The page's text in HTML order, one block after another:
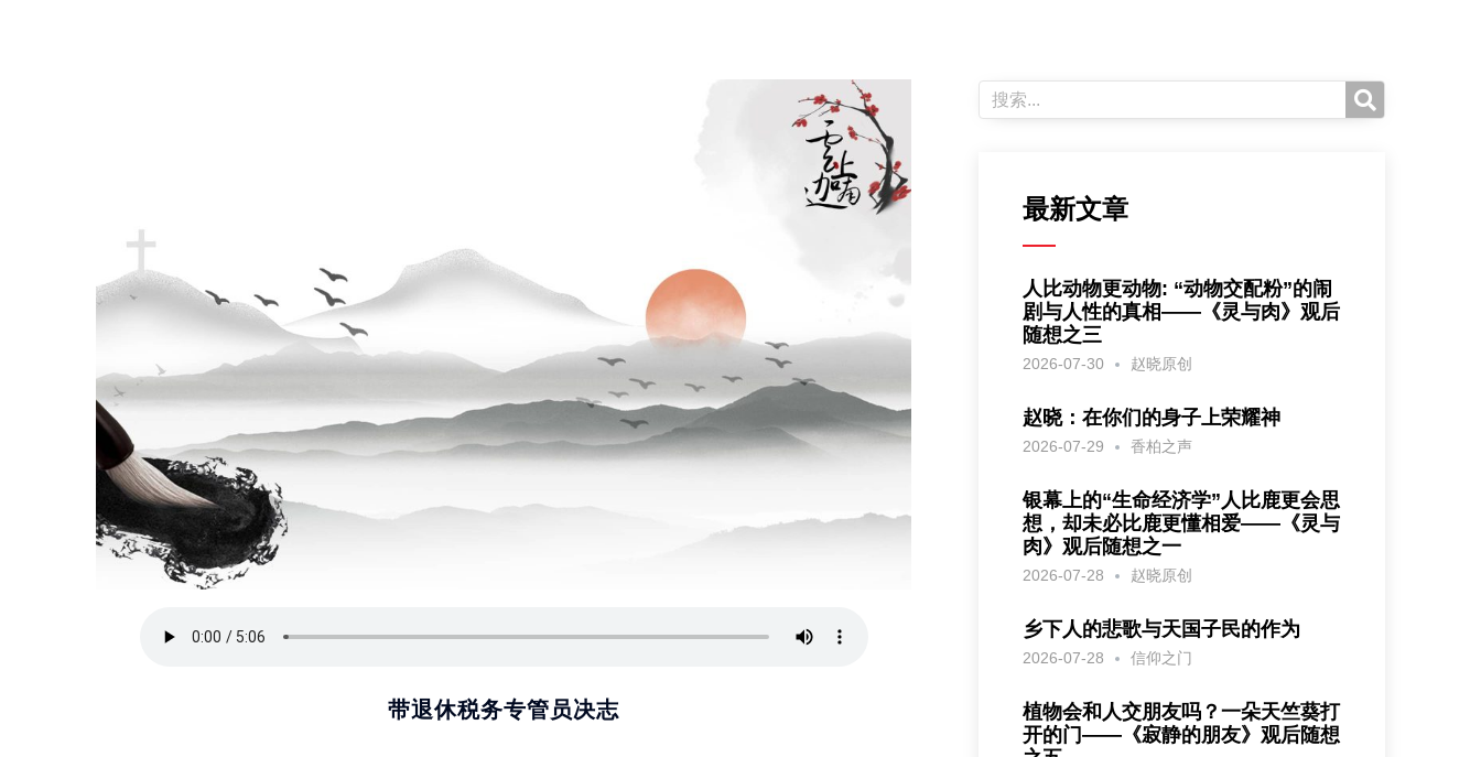
带退休税务专管员决志
最新文章
人比动物更动物: “动物交配粉”的闹
剧与人性的真相——《灵与肉》观后
随想之三
2026-07-30 赵晓原创
赵晓：在你们的身子上荣耀神
2026-07-29 香柏之声
银幕上的“生命经济学”人比鹿更会思
想，却未必比鹿更懂相爱——《灵与
肉》观后随想之一
2026-07-28 赵晓原创
乡下人的悲歌与天国子民的作为
2026-07-28 信仰之门
植物会和人交朋友吗？一朵天竺葵打
开的门——《寂静的朋友》观后随想